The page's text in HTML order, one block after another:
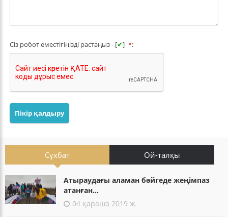
Сіз робот еместігіңізді растаңыз - [✔] *:
Пікір қалдыру
Сұхбат Ой-талқы
Атыраудағы аламан бәйгеде жеңімпаз
атанған...
04 қараша 2019 ж.